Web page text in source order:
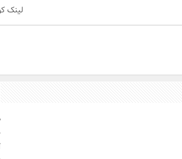
لینک